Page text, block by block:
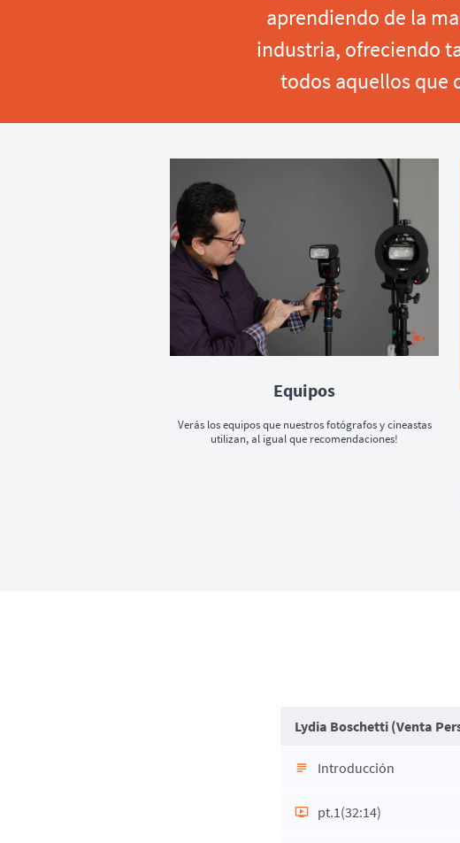
aprendiendo de la
industria, ofreciendo
todos aquellos que
Equipos
Verás los equipos que nuestros fotógrafos y cineastas
utilizan, al igual que recomendaciones!
Lydia Boschetti (Venta
Introducción
pt.1(32:14)